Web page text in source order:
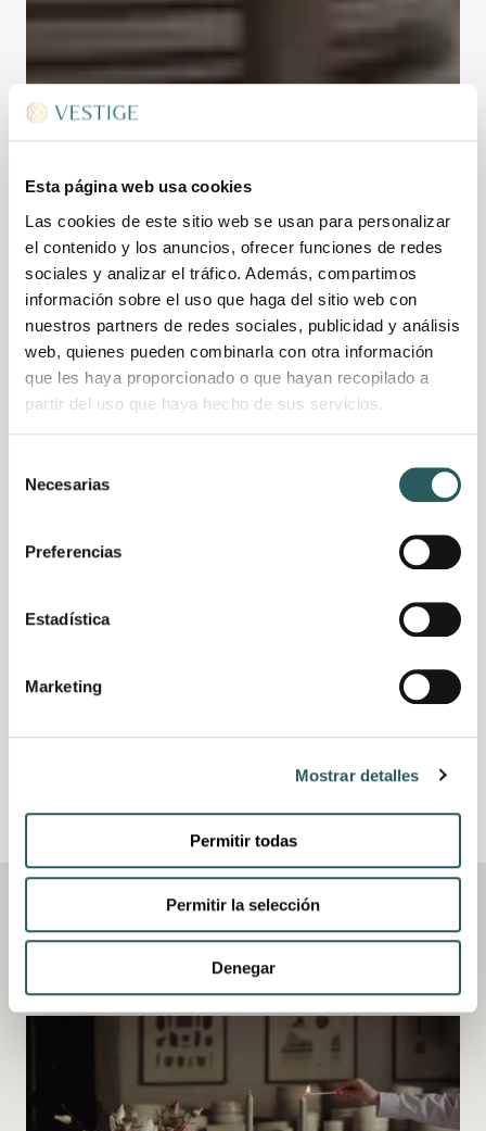
Esta página web usa cookies
Las cookies de este sitio web se usan para personalizar
el contenido y los anuncios, ofrecer funciones de redes
sociales y analizar el tráfico. Además, compartimos
información sobre el uso que haga del sitio web con
nuestros partners de redes sociales, publicidad y análisis
web, quienes pueden combinarla con otra información
que les haya proporcionado o que hayan recopilado a
partir del uso que haya hecho de sus servicios.
Necesarias
Preferencias
Estadística
Marketing
Mostrar detalles
Permitir todas
Permitir la selección
Denegar
SIN CATEGORIZARRESTAURACIÓN
NAMIBIA
MENORCA